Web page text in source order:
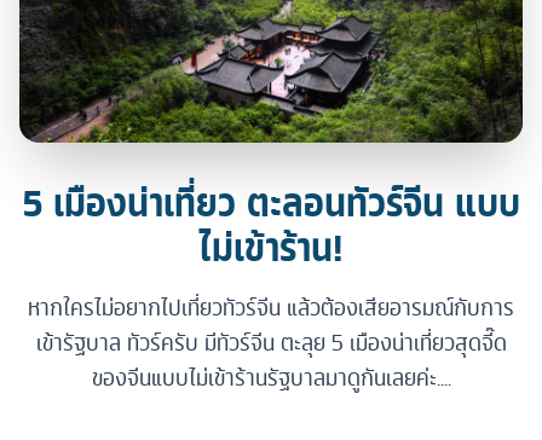
5 เมืองน่าเที่ยว ตะลอนทัวร์จีน แบบ
ไม่เข้าร้าน!
หากใครไม่อยากไปเที่ยวทัวร์จีน แล้วต้องเสียอารมณ์กับการ
เข้ารัฐบาล ทัวร์ครับ มีทัวร์จีน ตะลุย 5 เมืองน่าเที่ยวสุดจี๊ด
ของจีนแบบไม่เข้าร้านรัฐบาลมาดูกันเลยค่ะ....